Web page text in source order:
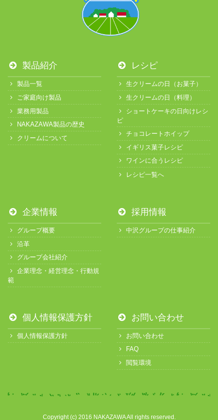
製品紹介
製品一覧
ご家庭向け製品
業務用製品
NAKAZAWA製品の歴史
クリームについて
レシピ
生クリームの日（お菓子）
生クリームの日（料理）
ショートケーキの日向けレシ
ピ
チョコレートホイップ
イギリス菓子レシピ
ワインに合うレシピ
レシピ一覧へ
企業情報
グループ概要
沿革
グループ会社紹介
企業理念・経営理念・行動規
範
採用情報
中沢グループの仕事紹介
個人情報保護方針
個人情報保護方針
お問い合わせ
お問い合わせ
FAQ
閲覧環境
Copyright (c) 2016 NAKAZAWA All rights reserved.